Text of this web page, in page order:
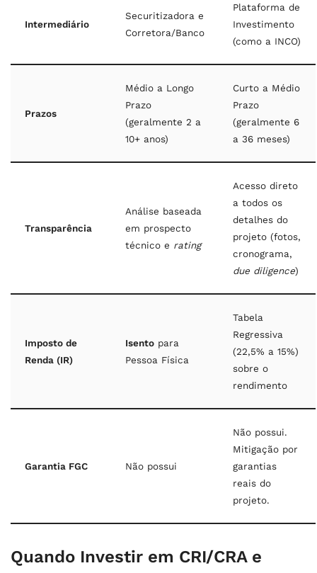
Intermediário
Securitizadora e
Corretora/Banco
Plataforma de
Investimento
(como a INCO)
Prazos
Médio a Longo
Prazo
(geralmente 2 a
10+ anos)
Curto a Médio
Prazo
(geralmente 6
a 36 meses)
Transparência
Análise baseada
em prospecto
técnico e rating
Acesso direto
a todos os
detalhes do
projeto (fotos,
cronograma,
due diligence)
Imposto de
Renda (IR)
Isento para
Pessoa Física
Tabela
Regressiva
(22,5% a 15%)
sobre o
rendimento
Garantia FGC Não possui
Não possui.
Mitigação por
garantias
reais do
projeto.
Quando Investir em CRI/CRA e